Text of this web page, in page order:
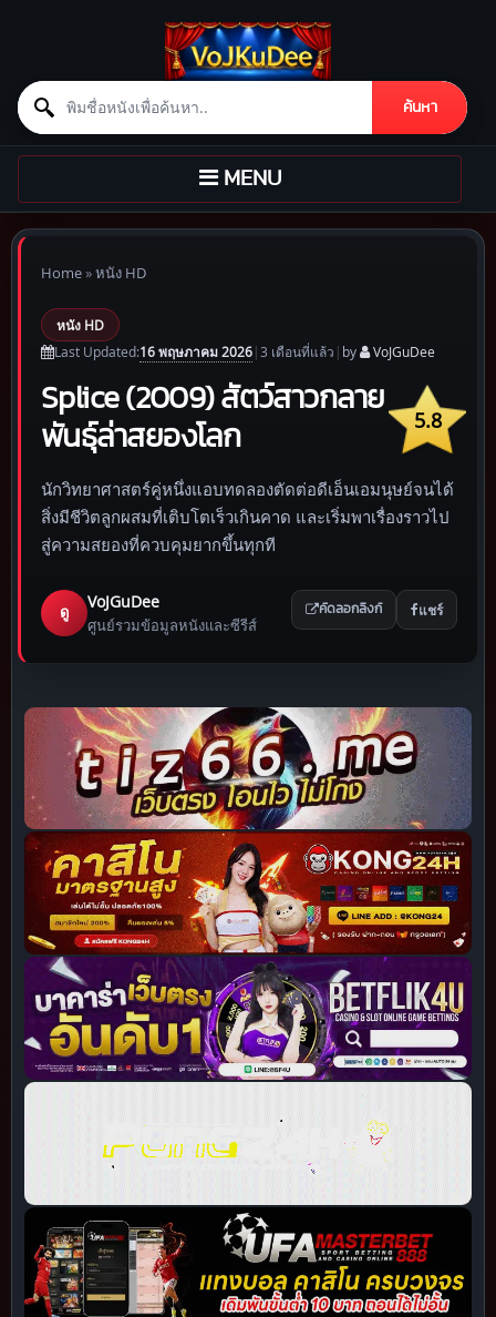
Search for:
ค้นหา
Skip to content
TOGGLE
NAVIGATION
MENU
Home»หนัง HD
หนัง HD
Last Updated:16 พฤษภาคม 2026|3 เดือนที่แล้ว | by VoJGuDee
5.8
Splice (2009) สัตว์สาวกลาย
พันธุ์ล่าสยองโลก
นักวิทยาศาสตร์คู่หนึ่งแอบทดลองตัดต่อดีเอ็นเอมนุษย์จนได้
สิ่งมีชีวิตลูกผสมที่เติบโตเร็วเกินคาด และเริ่มพาเรื่องราวไป
สู่ความสยองที่ควบคุมยากขึ้นทุกที
ดู
VoJGuDee
ศูนย์รวมข้อมูลหนังและซีรีส์
คัดลอกลิงก์ แชร์